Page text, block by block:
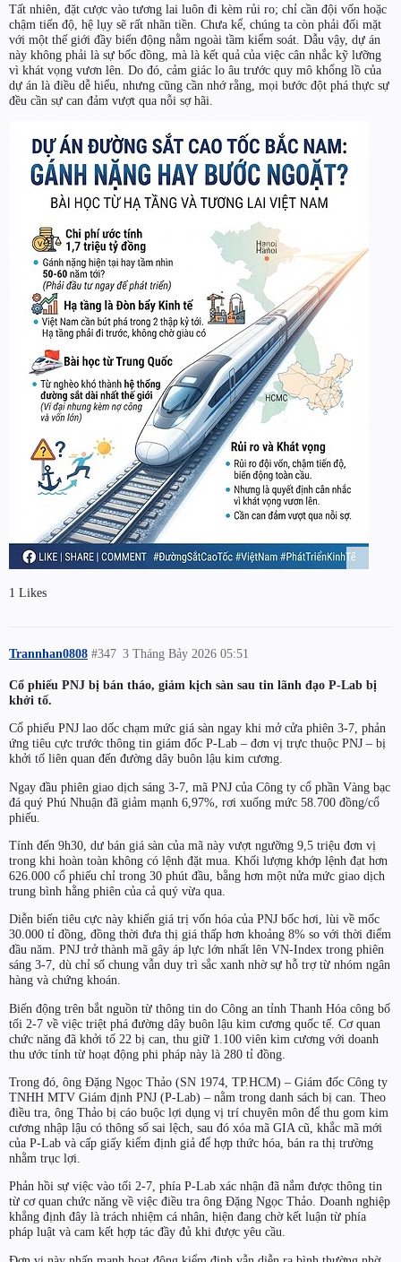
Tất nhiên, đặt cược vào tương lai luôn đi kèm rủi ro; chỉ cần đội vốn hoặc
chậm tiến độ, hệ lụy sẽ rất nhãn tiền. Chưa kể, chúng ta còn phải đối mặt
với một thế giới đầy biến động nằm ngoài tầm kiểm soát. Dẫu vậy, dự án
này không phải là sự bốc đồng, mà là kết quả của việc cân nhắc kỹ lưỡng
vì khát vọng vươn lên. Do đó, cảm giác lo âu trước quy mô khổng lồ của
dự án là điều dễ hiểu, nhưng cũng cần nhớ rằng, mọi bước đột phá thực sự
đều cần sự can đảm vượt qua nỗi sợ hãi.
1 Likes
Trannhan0808 3 Tháng Bảy 2026 05:51
#347
Cổ phiếu PNJ bị bán tháo, giảm kịch sàn sau tin lãnh đạo P-Lab bị
khởi tố.
Cổ phiếu PNJ lao dốc chạm mức giá sàn ngay khi mở cửa phiên 3-7, phản
ứng tiêu cực trước thông tin giám đốc P-Lab – đơn vị trực thuộc PNJ – bị
khởi tố liên quan đến đường dây buôn lậu kim cương.
Ngay đầu phiên giao dịch sáng 3-7, mã PNJ của Công ty cổ phần Vàng bạc
đá quý Phú Nhuận đã giảm mạnh 6,97%, rơi xuống mức 58.700 đồng/cổ
phiếu.
Tính đến 9h30, dư bán giá sàn của mã này vượt ngưỡng 9,5 triệu đơn vị
trong khi hoàn toàn không có lệnh đặt mua. Khối lượng khớp lệnh đạt hơn
626.000 cổ phiếu chỉ trong 30 phút đầu, bằng hơn một nửa mức giao dịch
trung bình hằng phiên của cả quý vừa qua.
Diễn biến tiêu cực này khiến giá trị vốn hóa của PNJ bốc hơi, lùi về mốc
30.000 tỉ đồng, đồng thời đưa thị giá thấp hơn khoảng 8% so với thời điểm
đầu năm. PNJ trở thành mã gây áp lực lớn nhất lên VN-Index trong phiên
sáng 3-7, dù chỉ số chung vẫn duy trì sắc xanh nhờ sự hỗ trợ từ nhóm ngân
hàng và chứng khoán.
Biến động trên bắt nguồn từ thông tin do Công an tỉnh Thanh Hóa công bố
tối 2-7 về việc triệt phá đường dây buôn lậu kim cương quốc tế. Cơ quan
chức năng đã khởi tố 22 bị can, thu giữ 1.100 viên kim cương với doanh
thu ước tính từ hoạt động phi pháp này là 280 tỉ đồng.
Trong đó, ông Đặng Ngọc Thảo (SN 1974, TP.HCM) – Giám đốc Công ty
TNHH MTV Giám định PNJ (P-Lab) – nằm trong danh sách bị can. Theo
điều tra, ông Thảo bị cáo buộc lợi dụng vị trí chuyên môn để thu gom kim
cương nhập lậu có thông số sai lệch, sau đó xóa mã GIA cũ, khắc mã mới
của P-Lab và cấp giấy kiểm định giả để hợp thức hóa, bán ra thị trường
nhằm trục lợi.
Phản hồi sự việc vào tối 2-7, phía P-Lab xác nhận đã nắm được thông tin
từ cơ quan chức năng về việc điều tra ông Đặng Ngọc Thảo. Doanh nghiệp
khẳng định đây là trách nhiệm cá nhân, hiện đang chờ kết luận từ phía
pháp luật và cam kết hợp tác đầy đủ khi được yêu cầu.